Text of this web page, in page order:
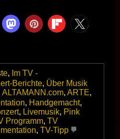
, Im TV -
Berichte, Über Musik
ALTAMANN.com, ARTE,
, Handgemacht,
, Livemusik, Pink
Programm, TV
, TV-Tipp